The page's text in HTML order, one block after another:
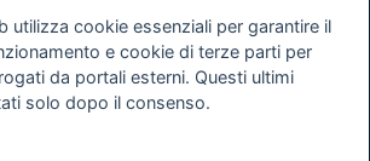
utilizza cookie essenziali per garantire il
e cookie di terze parti per
da portali esterni. Questi ultimi
solo dopo il consenso.